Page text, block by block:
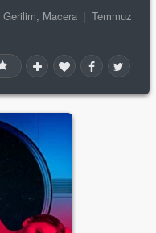
Gerilim, Macera
Temmuz